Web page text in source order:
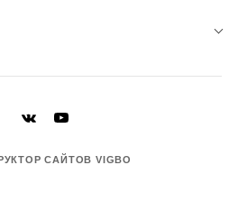
САЙТОВ VIGBO